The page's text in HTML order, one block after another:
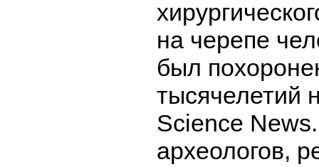
на черепе
был
тысячелетий
Science
археологов,